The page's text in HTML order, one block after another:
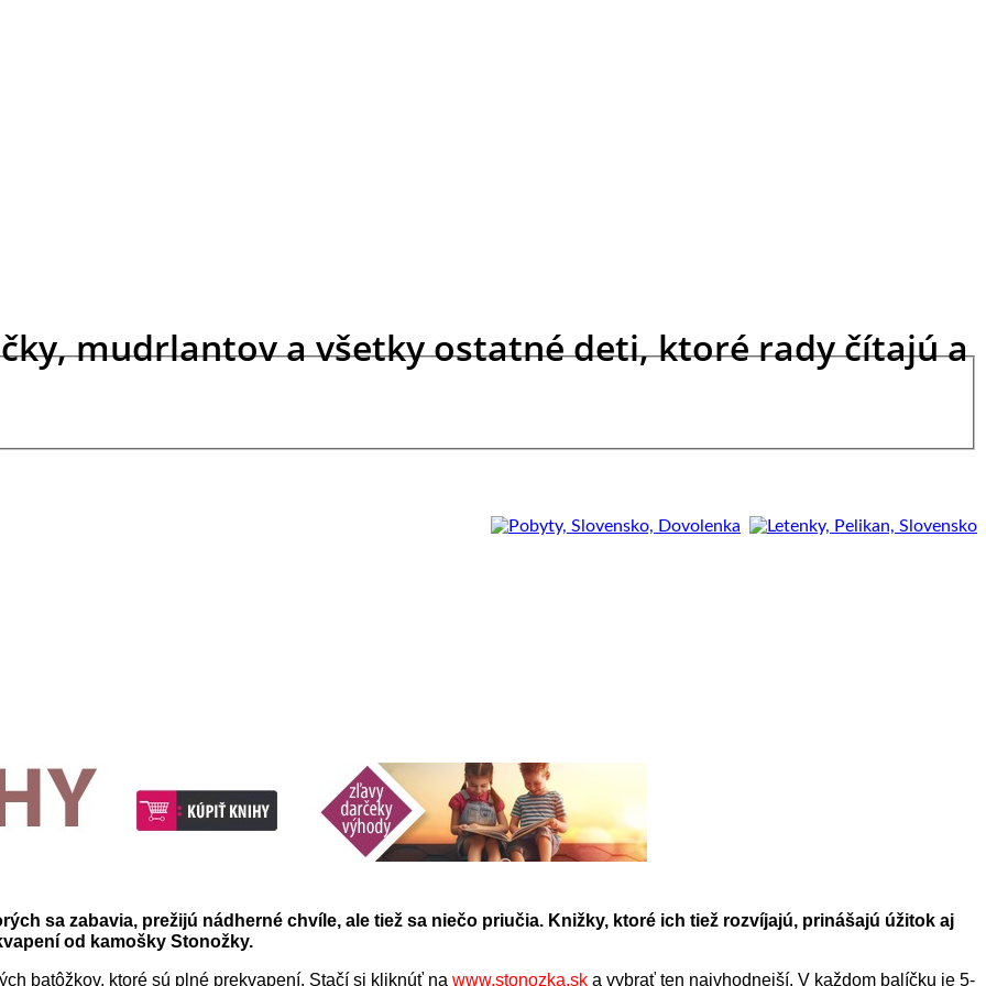
mudrlantov a všetky ostatné deti, ktoré rady čítajú a
sa zabavia, prežijú nádherné chvíle, ale tiež sa niečo priučia. Knižky, ktoré ich tiež rozvíjajú, prinášajú úžitok aj
od kamošky Stonožky.
batôžkov, ktoré sú plné prekvapení. Stačí si kliknúť na www.stonozka.sk a vybrať ten najvhodnejší. V každom balíčku je 5-